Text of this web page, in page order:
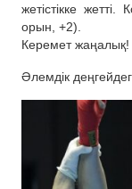
жетістікке
орын, +2).
Керемет жаңалық!
Әлемдік